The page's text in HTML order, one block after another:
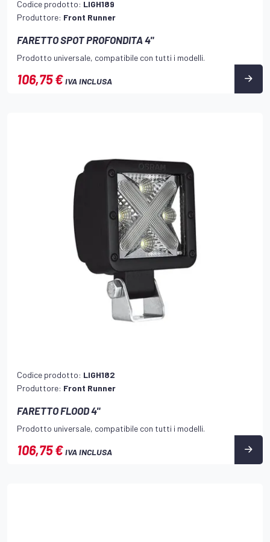
Codice prodotto: LIGH189
Produttore: Front Runner
FARETTO SPOT PROFONDITA 4"
Prodotto universale, compatibile con tutti i modelli.
106,75 €IVA INCLUSA
Codice prodotto: LIGH182
Produttore: Front Runner
FARETTO FLOOD 4"
Prodotto universale, compatibile con tutti i modelli.
106,75 €IVA INCLUSA